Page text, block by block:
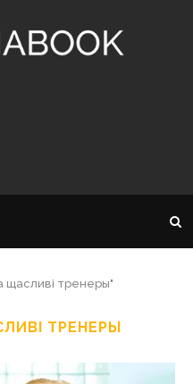
щасливі тренеры"
ТРЕНЕРЫ